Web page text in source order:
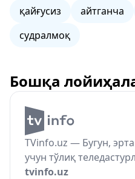
қайғусиз
айтганча
судралмоқ
Бошқа
TVinfo.uz — Бугун,
учун тўлиқ
tvinfo.uz